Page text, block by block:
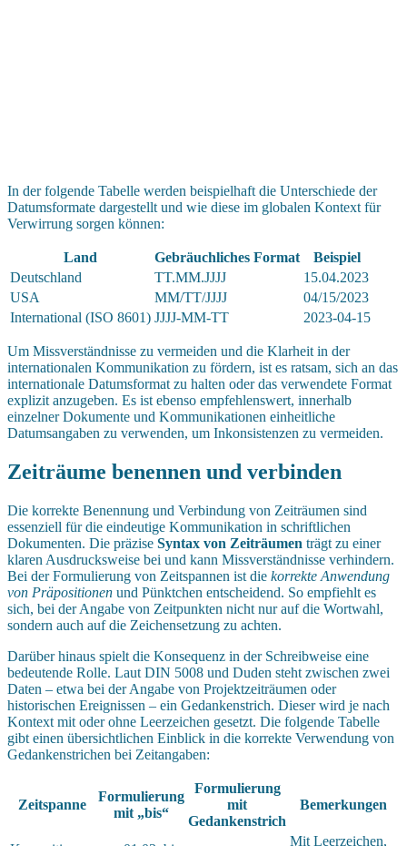
In der folgende Tabelle werden beispielhaft die Unterschiede der
Datumsformate dargestellt und wie diese im globalen Kontext für
Verwirrung sorgen können:
Land Gebräuchliches Format
Beispiel
Deutschland
TT.MM.JJJJ
15.04.2023
USA
MM/TT/JJJJ
04/15/2023
International (ISO 8601) JJJJ-MM-TT 2023-04-15
Um Missverständnisse zu vermeiden und die Klarheit in der
internationalen Kommunikation zu fördern, ist es ratsam, sich an das
internationale Datumsformat zu halten oder das verwendete Format
explizit anzugeben. Es ist ebenso empfehlenswert, innerhalb
einzelner Dokumente und Kommunikationen einheitliche
Datumsangaben zu verwenden, um Inkonsistenzen zu vermeiden.
Zeiträume benennen und verbinden
Die korrekte Benennung und Verbindung von Zeiträumen sind
essenziell für die eindeutige Kommunikation in schriftlichen
Dokumenten. Die präzise Syntax von Zeiträumen trägt zu einer
klaren Ausdrucksweise bei und kann Missverständnisse verhindern.
Bei der Formulierung von Zeitspannen ist die korrekte Anwendung
von Präpositionen und Pünktchen entscheidend. So empfiehlt es
sich, bei der Angabe von Zeitpunkten nicht nur auf die Wortwahl,
sondern auch auf die Zeichensetzung zu achten.
Darüber hinaus spielt die Konsequenz in der Schreibweise eine
bedeutende Rolle. Laut DIN 5008 und Duden steht zwischen zwei
Daten – etwa bei der Angabe von Projektzeiträumen oder
historischen Ereignissen – ein Gedankenstrich. Dieser wird je nach
Kontext mit oder ohne Leerzeichen gesetzt. Die folgende Tabelle
gibt einen übersichtlichen Einblick in die korrekte Verwendung von
Gedankenstrichen bei Zeitangaben:
Zeitspanne
Formulierung
mit „bis“
Formulierung
mit
Gedankenstrich
Bemerkungen
Mit Leerzeichen,